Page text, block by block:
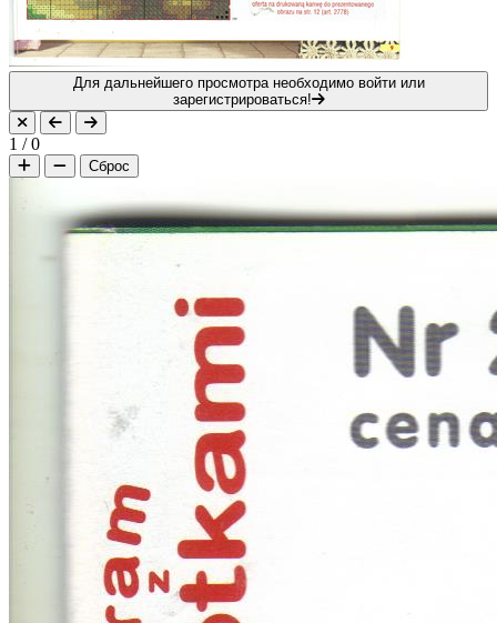
Для дальнейшего просмотра необходимо войти или
зарегистрироваться!
1 /0
Сброс